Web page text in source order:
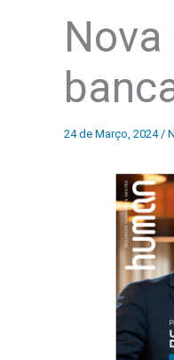
24 de Março, 2024 /